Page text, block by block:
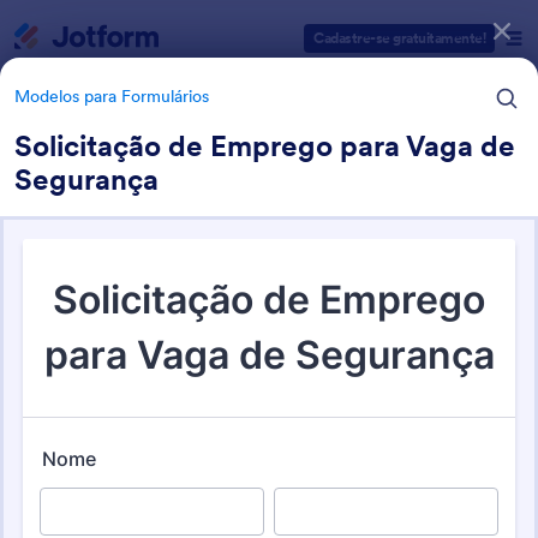
Cadastre-se gratuitamente!
Modelos para Formulários
Solicitação de Emprego para Vaga de
Segurança
Modelos de Documentos de
Recursos Humanos (RH)
Categorias de Modelos para Formulários